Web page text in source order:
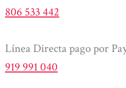
806 533 442
Línea Directa pago por
919 991 040